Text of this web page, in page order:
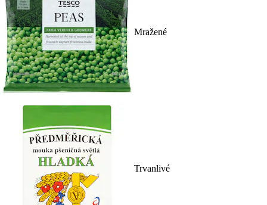
Mražené
Trvanlivé